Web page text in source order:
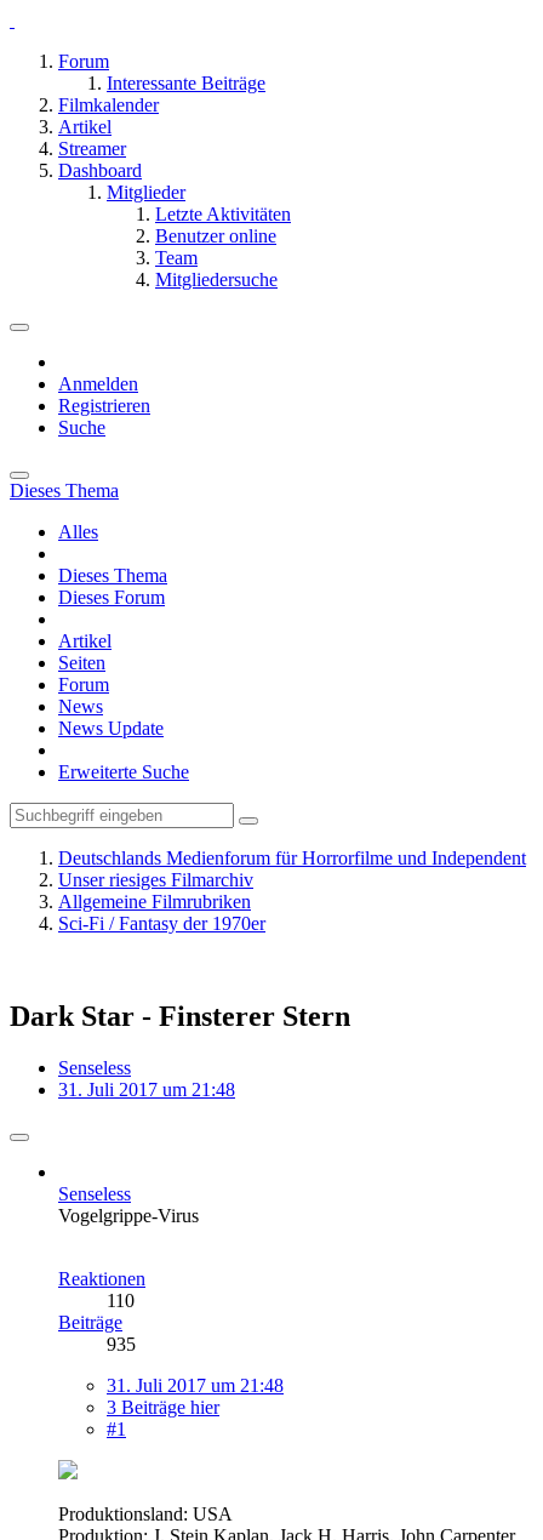
Forum
Interessante Beiträge
Filmkalender
Artikel
Streamer
Dashboard
Mitglieder
Letzte Aktivitäten
Benutzer online
Team
Mitgliedersuche
Anmelden
Registrieren
Suche
Dieses Thema
Alles
Dieses Thema
Dieses Forum
Artikel
Seiten
Forum
News
News Update
Erweiterte Suche
Deutschlands Medienforum für Horrorfilme und Independent
Unser riesiges Filmarchiv
Allgemeine Filmrubriken
Sci-Fi / Fantasy der 1970er
Dark Star - Finsterer Stern
Senseless
31. Juli 2017 um 21:48
Senseless
Vogelgrippe-Virus
Reaktionen
110
Beiträge
935
31. Juli 2017 um 21:48
3 Beiträge hier
#1
Produktionsland: USA
Produktion: J. Stein Kaplan, Jack H. Harris, John Carpenter